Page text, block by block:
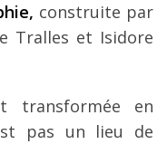
construite par
Tralles et Isidore
transformée en
pas un lieu de